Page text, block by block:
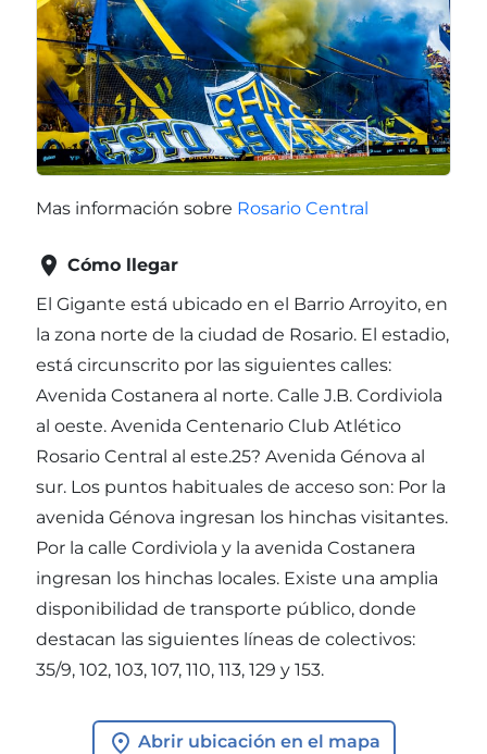
Mas información sobre Rosario Central
 Cómo llegar
El Gigante está ubicado en el Barrio Arroyito, en
la zona norte de la ciudad de Rosario. El estadio,
está circunscrito por las siguientes calles:
Avenida Costanera al norte. Calle J.B. Cordiviola
al oeste. Avenida Centenario Club Atlético
Rosario Central al este.25? Avenida Génova al
sur. Los puntos habituales de acceso son: Por la
avenida Génova ingresan los hinchas visitantes.
Por la calle Cordiviola y la avenida Costanera
ingresan los hinchas locales. Existe una amplia
disponibilidad de transporte público, donde
destacan las siguientes líneas de colectivos:
35/9, 102, 103, 107, 110, 113, 129 y 153.
Abrir ubicación en el mapa